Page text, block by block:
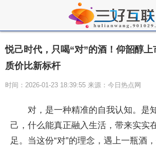
悦己时代，只喝“对”的酒！仰韶醇
质价比新标杆
时间：2026-01-23 18:39:55 来源：今日热点网
对，是一种精准的自我认知。是
己，什么能真正融入生活，带来实实
足。当这份“对”的理念，遇上一瓶酒